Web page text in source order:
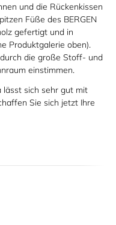
und die Rückenkissen
Füße des BERGEN
gefertigt und in
Produktgalerie oben).
die große Stoff- und
einstimmen.
lässt sich sehr gut mit
Sie sich jetzt Ihre